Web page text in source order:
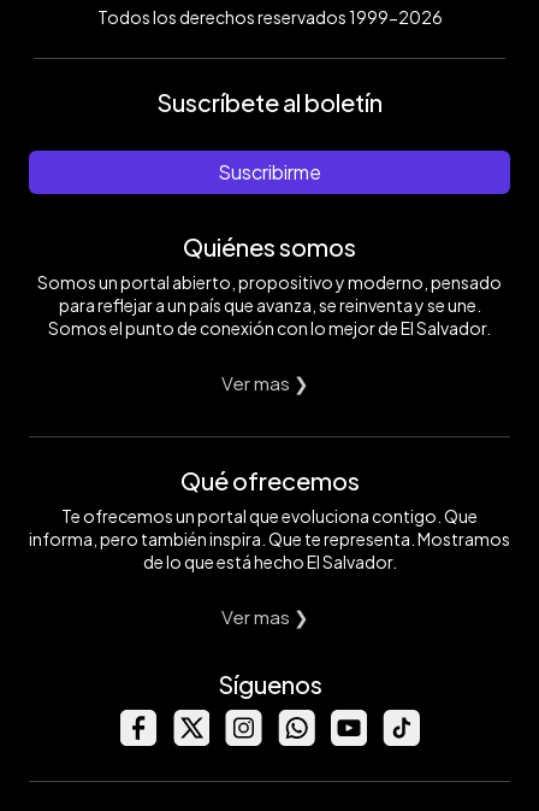
Todos los derechos reservados 1999-2026
Suscríbete al boletín
Suscribirme
Quiénes somos
Somos un portal abierto, propositivo y moderno, pensado
para reflejar a un país que avanza, se reinventa y se une.
Somos el punto de conexión con lo mejor de El Salvador.
Ver mas ❯
Qué ofrecemos
Te ofrecemos un portal que evoluciona contigo. Que
informa, pero también inspira. Que te representa. Mostramos
de lo que está hecho El Salvador.
Ver mas ❯
Síguenos